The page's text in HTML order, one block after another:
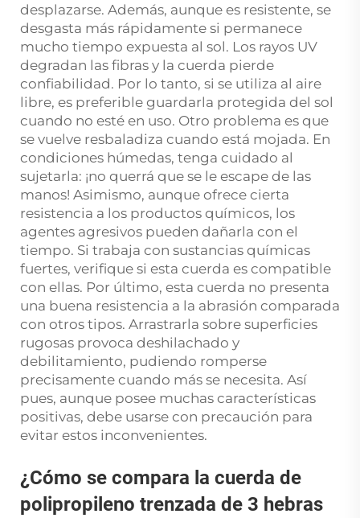
desplazarse. Además, aunque es resistente, se
desgasta más rápidamente si permanece
mucho tiempo expuesta al sol. Los rayos UV
degradan las fibras y la cuerda pierde
confiabilidad. Por lo tanto, si se utiliza al aire
libre, es preferible guardarla protegida del sol
cuando no esté en uso. Otro problema es que
se vuelve resbaladiza cuando está mojada. En
condiciones húmedas, tenga cuidado al
sujetarla: ¡no querrá que se le escape de las
manos! Asimismo, aunque ofrece cierta
resistencia a los productos químicos, los
agentes agresivos pueden dañarla con el
tiempo. Si trabaja con sustancias químicas
fuertes, verifique si esta cuerda es compatible
con ellas. Por último, esta cuerda no presenta
una buena resistencia a la abrasión comparada
con otros tipos. Arrastrarla sobre superficies
rugosas provoca deshilachado y
debilitamiento, pudiendo romperse
precisamente cuando más se necesita. Así
pues, aunque posee muchas características
positivas, debe usarse con precaución para
evitar estos inconvenientes.
¿Cómo se compara la cuerda de
polipropileno trenzada de 3 hebras